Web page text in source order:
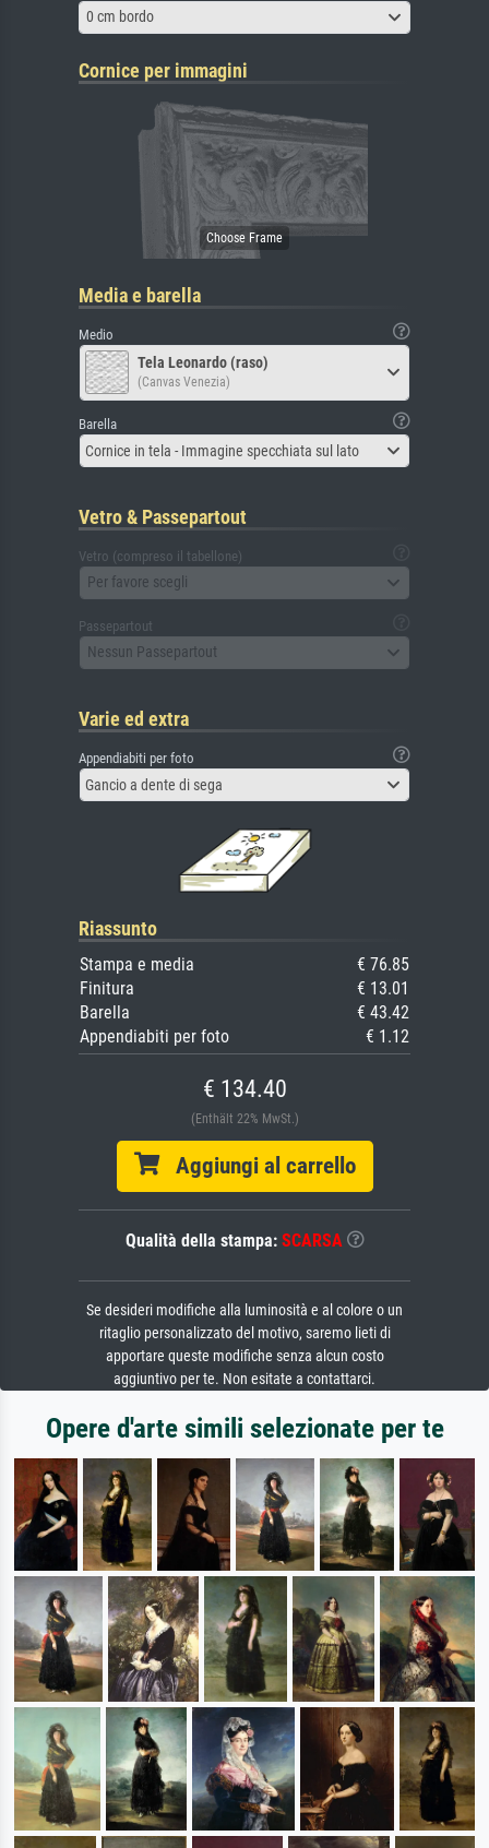
0 cm bordo
Cornice per immagini
Media e barella
Medio
Tela Leonardo (raso)
(Canvas Venezia)
Barella
Cornice in tela - Immagine specchiata sul lato
Vetro & Passepartout
Vetro (compreso il tabellone)
Per favore scegli
Passepartout
Nessun Passepartout
Varie ed extra
Appendiabiti per foto
Gancio a dente di sega
Riassunto
Stampa e media
€ 76.85
Finitura
€ 13.01
Barella
€ 43.42
Appendiabiti per foto
€ 1.12
€ 134.40
(Enthält 22% MwSt.)
Aggiungi al carrello
Qualità della stampa: SCARSA
Se desideri modifiche alla luminosità e al colore o un
ritaglio personalizzato del motivo, saremo lieti di
apportare queste modifiche senza alcun costo
aggiuntivo per te. Non esitate a contattarci.
Opere d'arte simili selezionate per te